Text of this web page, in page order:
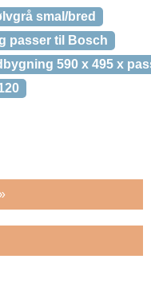
smal/bred
passer til Bosch
590 x 495 x